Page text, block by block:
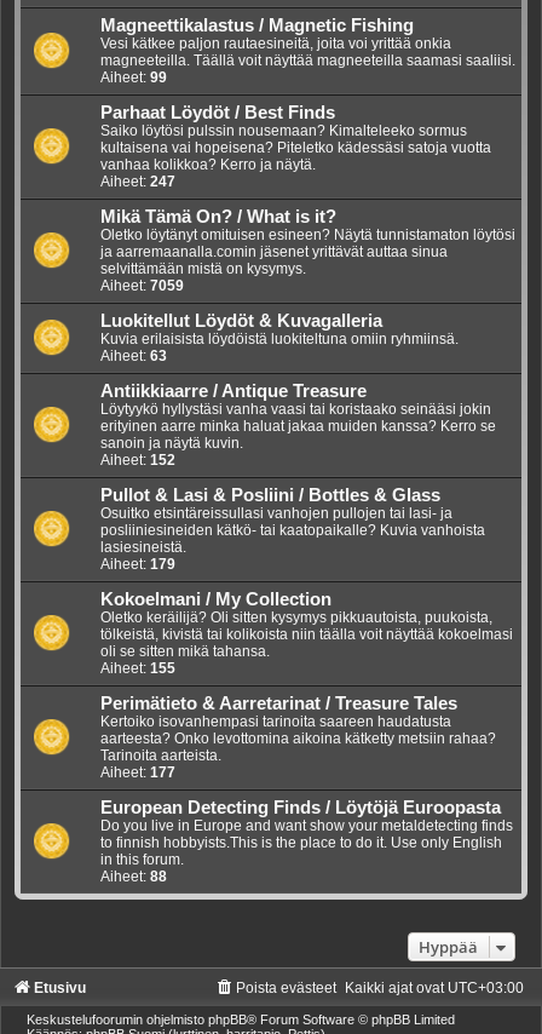
Magneettikalastus / Magnetic Fishing
Vesi kätkee paljon rautaesineitä, joita voi yrittää onkia
magneeteilla. Täällä voit näyttää magneeteilla saamasi saaliisi.
Aiheet: 99
Parhaat Löydöt / Best Finds
Saiko löytösi pulssin nousemaan? Kimalteleeko sormus
kultaisena vai hopeisena? Piteletko kädessäsi satoja vuotta
vanhaa kolikkoa? Kerro ja näytä.
Aiheet: 247
Mikä Tämä On? / What is it?
Oletko löytänyt omituisen esineen? Näytä tunnistamaton löytösi
ja aarremaanalla.comin jäsenet yrittävät auttaa sinua
selvittämään mistä on kysymys.
Aiheet: 7059
Luokitellut Löydöt & Kuvagalleria
Kuvia erilaisista löydöistä luokiteltuna omiin ryhmiinsä.
Aiheet: 63
Antiikkiaarre / Antique Treasure
Löytyykö hyllystäsi vanha vaasi tai koristaako seinääsi jokin
erityinen aarre minka haluat jakaa muiden kanssa? Kerro se
sanoin ja näytä kuvin.
Aiheet: 152
Pullot & Lasi & Posliini / Bottles & Glass
Osuitko etsintäreissullasi vanhojen pullojen tai lasi- ja
posliiniesineiden kätkö- tai kaatopaikalle? Kuvia vanhoista
lasiesineistä.
Aiheet: 179
Kokoelmani / My Collection
Oletko keräilijä? Oli sitten kysymys pikkuautoista, puukoista,
tölkeistä, kivistä tai kolikoista niin täälla voit näyttää kokoelmasi
oli se sitten mikä tahansa.
Aiheet: 155
Perimätieto & Aarretarinat / Treasure Tales
Kertoiko isovanhempasi tarinoita saareen haudatusta
aarteesta? Onko levottomina aikoina kätketty metsiin rahaa?
Tarinoita aarteista.
Aiheet: 177
European Detecting Finds / Löytöjä Euroopasta
Do you live in Europe and want show your metaldetecting finds
to finnish hobbyists.This is the place to do it. Use only English
in this forum.
Aiheet: 88
Hyppää
Etusivu Kaikki ajat ovat UTC+03:00
Poista evästeet
Keskustelufoorumin ohjelmisto phpBB® Forum Software © phpBB Limited